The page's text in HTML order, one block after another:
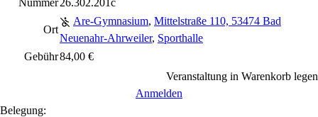
Nummer26.302.201c
Ort
Are-Gymnasium, Mittelstraße 110, 53474 Bad
Neuenahr-Ahrweiler, Sporthalle
Gebühr84,00 €
Veranstaltung in Warenkorb legen
Anmelden
Belegung: